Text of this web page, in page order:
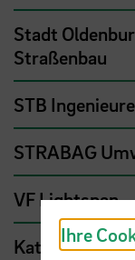
Stadt
Straßenbau
STB Ingenieure
STRABAG
VF Lightspan
Kathmann Bau
Ihre